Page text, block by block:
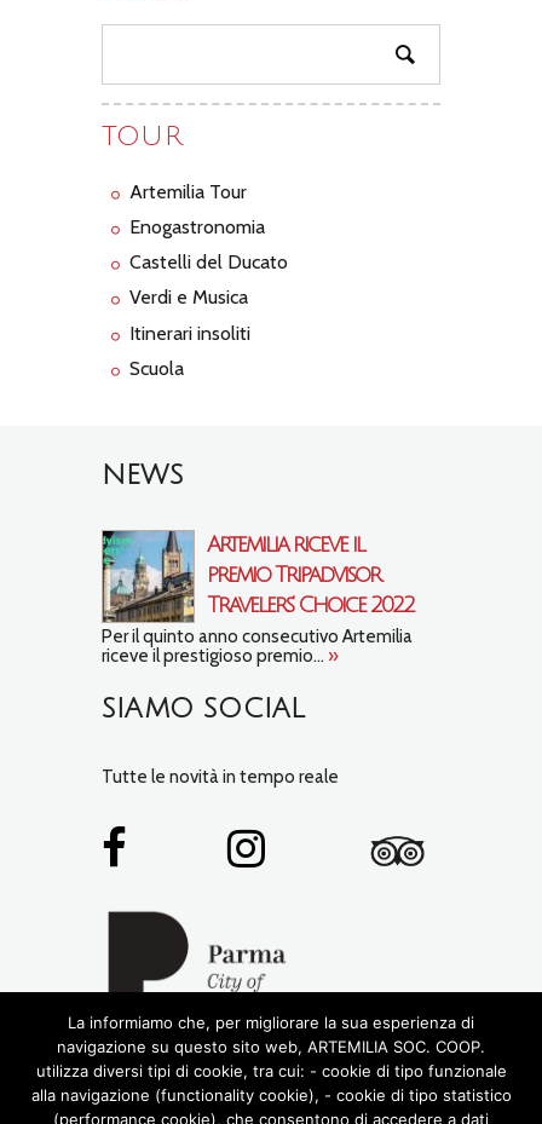
TOUR
Artemilia Tour
Enogastronomia
Castelli del Ducato
Verdi e Musica
Itinerari insoliti
Scuola
NEWS
Artemilia riceve il
premio Tripadvisor
Travelers’ Choice 2022
Per il quinto anno consecutivo Artemilia
riceve il prestigioso premio... »
SIAMO SOCIAL
Tutte le novità in tempo reale
La informiamo che, per migliorare la sua esperienza di
navigazione su questo sito web, ARTEMILIA SOC. COOP.
utilizza diversi tipi di cookie, tra cui: - cookie di tipo funzionale
alla navigazione (functionality cookie), - cookie di tipo statistico
(performance cookie), che consentono di accedere a dati